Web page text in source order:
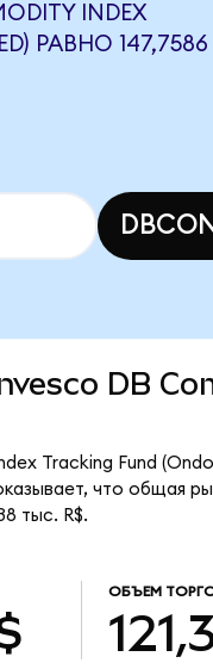
INDEX
РАВНО 147,7586
Invesco DB
Tracking Fund
что общая
тыс. R$.
ОБЪЕМ